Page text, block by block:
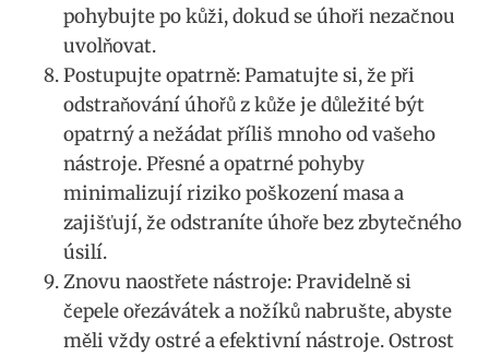
pohybujte po kůži, dokud se úhoři nezačnou
uvolňovat.
Postupujte opatrně: Pamatujte si, že při
odstraňování úhořů z kůže je důležité být
opatrný a nežádat příliš mnoho od vašeho
nástroje. Přesné a opatrné pohyby
minimalizují riziko poškození masa a
zajišťují, že odstraníte úhoře bez zbytečného
úsilí.
Znovu naostřete nástroje: Pravidelně si
čepele ořezávátek a nožíků nabrušte, abyste
měli vždy ostré a efektivní nástroje. Ostrost